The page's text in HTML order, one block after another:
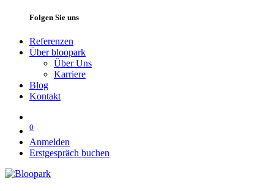
Folgen Sie uns
Referenzen
Über bloopark
Über Uns
Karriere
Blog
Kontakt
0
Anmelden
Erstgespräch buchen